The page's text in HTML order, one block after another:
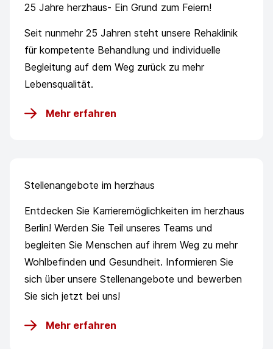
25 Jahre herzhaus- Ein Grund zum Feiern!
Seit nunmehr 25 Jahren steht unsere Rehaklinik
für kompetente Behandlung und individuelle
Begleitung auf dem Weg zurück zu mehr
Lebensqualität.
Mehr erfahren
Stellenangebote im herzhaus
Entdecken Sie Karrieremöglichkeiten im herzhaus
Berlin! Werden Sie Teil unseres Teams und
begleiten Sie Menschen auf ihrem Weg zu mehr
Wohlbefinden und Gesundheit. Informieren Sie
sich über unsere Stellenangebote und bewerben
Sie sich jetzt bei uns!
Mehr erfahren